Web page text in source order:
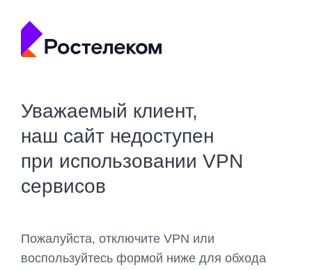
Уважаемый клиент,
наш сайт недоступен
при использовании VPN
сервисов
Пожалуйста, отключите VPN или
воспользуйтесь формой ниже для обхода